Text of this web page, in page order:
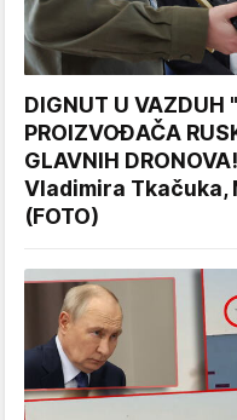
DIGNUT U VAZDUH
PROIZVOĐAČA
GLAVNIH
Vladimira Tkačuka,
(FOTO)